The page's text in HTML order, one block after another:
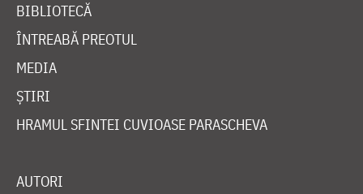
BIBLIOTECĂ
ÎNTREABĂ PREOTUL
MEDIA
ȘTIRI
HRAMUL SFINTEI CUVIOASE PARASCHEVA
AUTORI